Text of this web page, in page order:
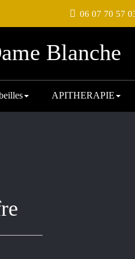
06 07 70 57
Blanche
APITHERAPIE